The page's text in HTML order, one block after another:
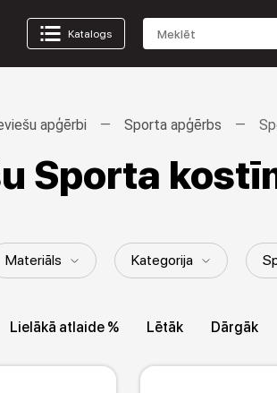
Katalogs
apģērbi Sporta apģērbs
Sporta
Materiāls Kategorija
Lielākā atlaide % Lētāk Dārgāk